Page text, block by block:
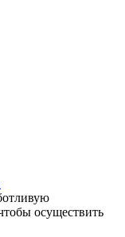
осуществить